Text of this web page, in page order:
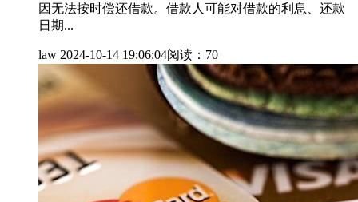
因无法按时偿还借款。借款人可能对借款的利息、还款
日期...
law 2024-10-14 19:06:04阅读：70